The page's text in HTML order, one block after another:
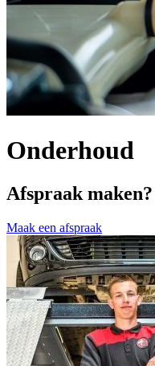
Onderhoud
Afspraak maken?
Maak een afspraak